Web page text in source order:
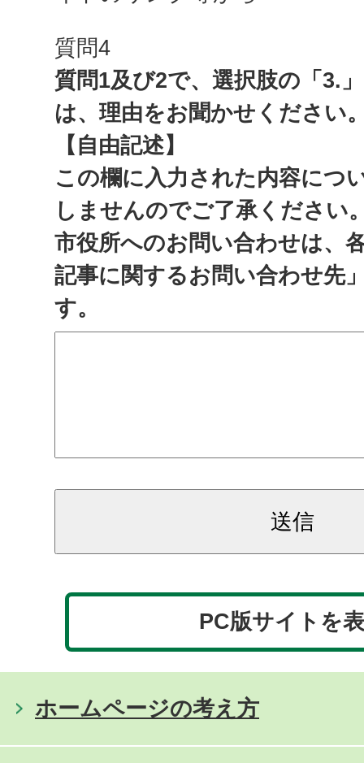
質問4
質問1及び2で、選択肢の「3.
は、理由をお聞かせください
【自由記述】
この欄に入力された内容につ
しませんのでご了承ください
市役所へのお問い合わせは、
記事に関するお問い合わせ先
す。
PC版サイトを
ホームページの考え方